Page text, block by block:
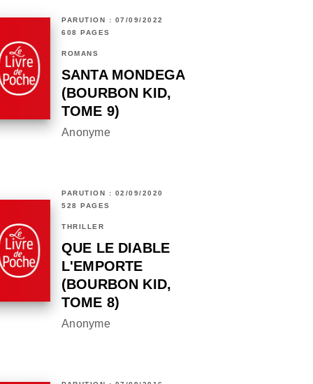
PARUTION : 07/09/2022
608 PAGES
ROMANS
SANTA MONDEGA
(BOURBON KID,
TOME 9)
Anonyme
PARUTION : 02/09/2020
528 PAGES
THRILLER
QUE LE DIABLE
L'EMPORTE
(BOURBON KID,
TOME 8)
Anonyme